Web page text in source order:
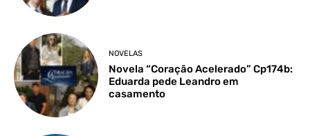
NOVELAS
Novela “Coração Acelerado” Cp174b:
Eduarda pede Leandro em
casamento